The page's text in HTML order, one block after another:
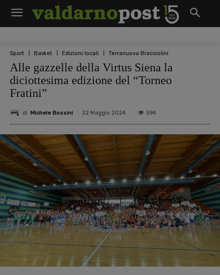
Sport Basket Edizioni locali Terranuova Bracciolini
Alle gazzelle della Virtus Siena la
diciottesima edizione del “Torneo
Fratini”
di Michele Bossini 22 Maggio 2024 594